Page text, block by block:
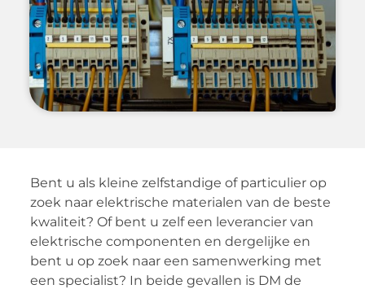
Bent u als kleine zelfstandige of particulier op
zoek naar elektrische materialen van de beste
kwaliteit? Of bent u zelf een leverancier van
elektrische componenten en dergelijke en
bent u op zoek naar een samenwerking met
een specialist? In beide gevallen is DM de